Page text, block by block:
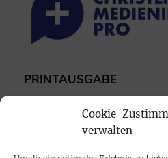
Cookie-
verwalten
PRINTAUSGABE